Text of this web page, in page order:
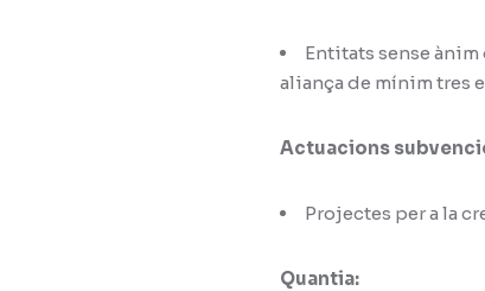
Entitats sense
aliança de mínim tres
Actuacions
Projectes per a la
Quantia: